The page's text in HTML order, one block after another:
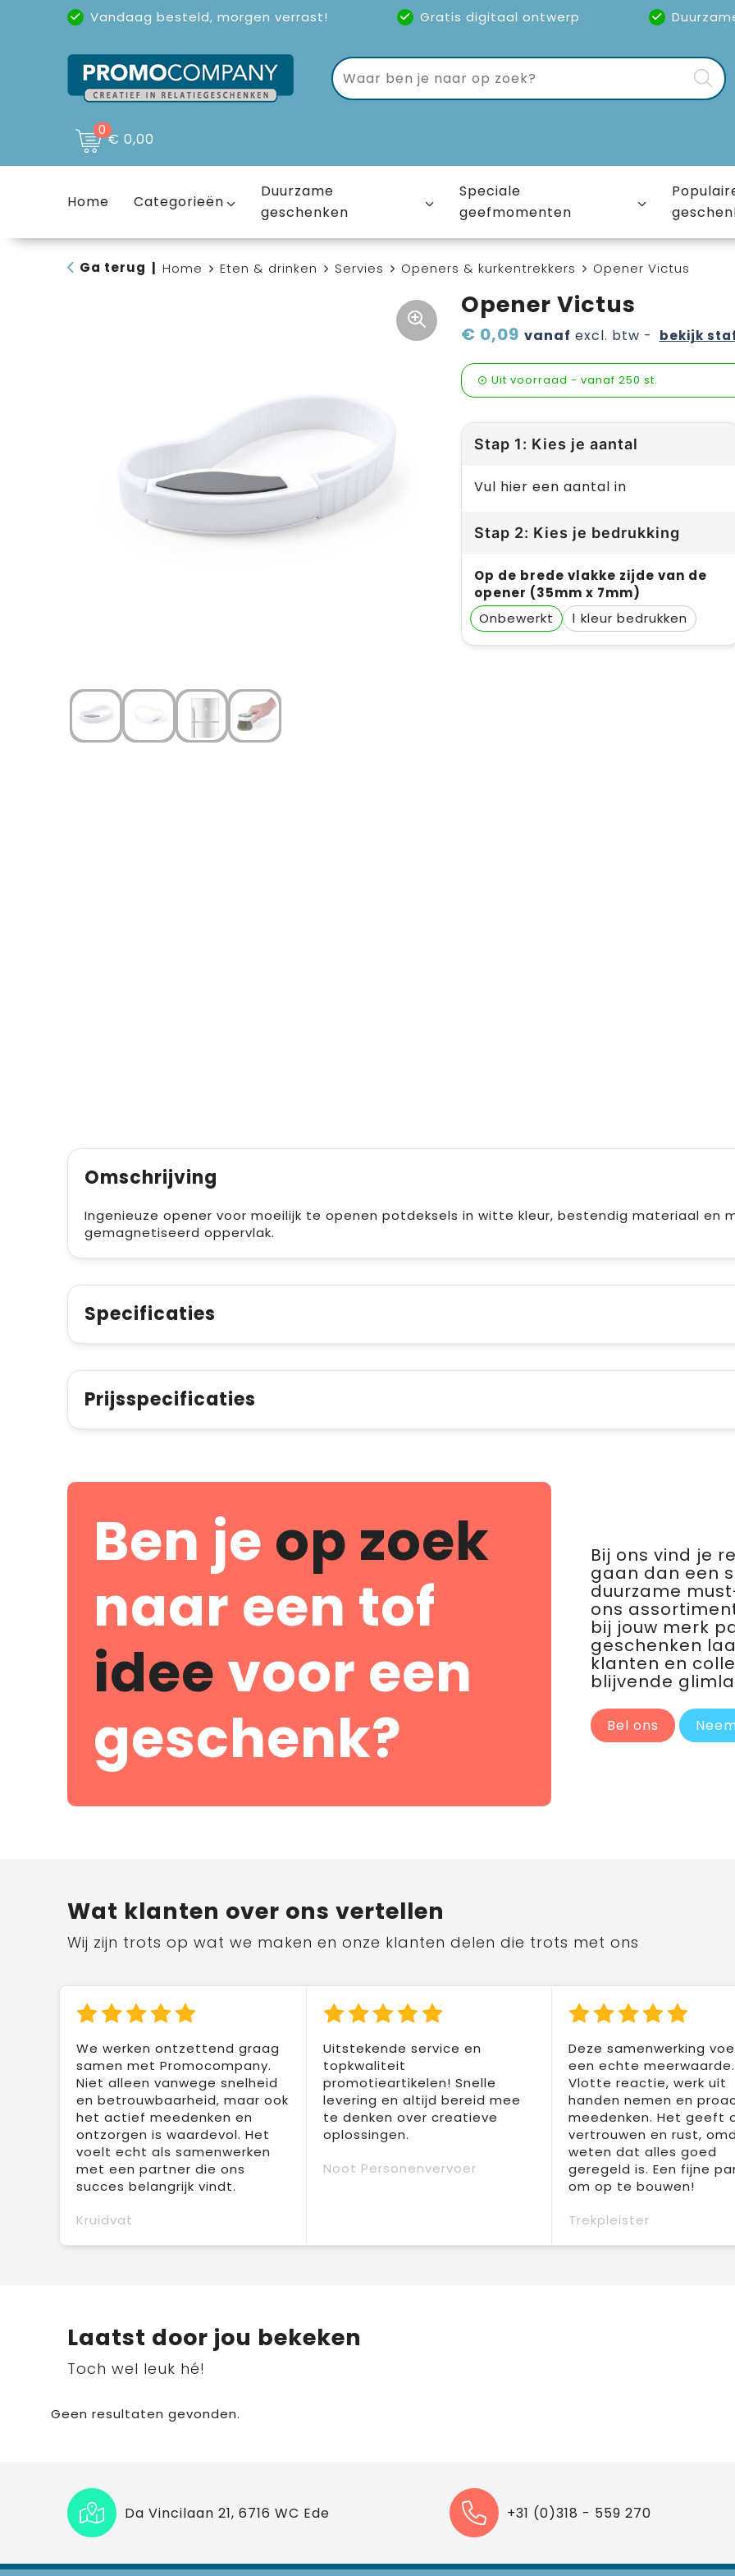
Vandaag besteld, morgen verrast! Gratis digitaal ontwerp
Uitstekende reviews(4,6/5)
0€ 0,00
Home Categorieën
Duurzame
geschenken
Speciale
geefmomenten
Ga terug Home Eten & drinken Servies Openers & kurkentrekkers Opener Victus
Opener Victus
€ 0,09 vanaf excl. btw - bekijk
Uit voorraad - vanaf 250 st.
Stap 1: Kies je aantal
Vul hier een aantal in
Stap 2: Kies je bedrukking
Op de brede vlakke zijde van de
opener (35mm x 7mm)
Onbewerkt
1
Omschrijving
Ingenieuze opener voor moeilijk te openen potdeksels in witte kleur, bestendig materiaal en
gemagnetiseerd oppervlak.
Specificaties
Prijsspecificaties
Ben je op zoek
naar een tof
ideevoor een
geschenk?
Bij ons vind je
gaan dan een
duurzame
ons
bij jouw merk
geschenken
klanten en
blijvende
Bel ons
Wat klanten over ons vertellen
Wij zijn trots op wat we maken en onze klanten delen die trots met ons
We werken ontzettend graag
samen met Promocompany.
Niet alleen vanwege snelheid
en betrouwbaarheid, maar ook
het actief meedenken en
ontzorgen is waardevol. Het
voelt echt als samenwerken
met een partner die ons
succes belangrijk vindt.
Kruidvat
Uitstekende service en
topkwaliteit
promotieartikelen! Snelle
levering en altijd bereid mee
te denken over creatieve
oplossingen.
Noot Personenvervoer
Deze samenwerking
een echte meerwaarde.
Vlotte reactie, werk uit
handen nemen en
meedenken. Het geeft
vertrouwen en rust,
weten dat alles goed
geregeld is. Een fijne
om op te bouwen!
Trekpleister
Laatst door jou bekeken
Toch wel leuk hé!
Geen resultaten gevonden.
Da Vincilaan 21, 6716 WC Ede +31 (0)318 - 559 270